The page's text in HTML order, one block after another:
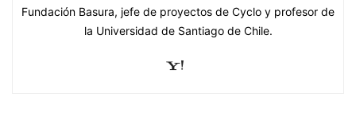
Fundación Basura, jefe de proyectos de Cyclo y profesor de
la Universidad de Santiago de Chile.